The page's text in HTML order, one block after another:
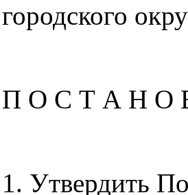
городского
П О С Т А Н О
1. Утвердить